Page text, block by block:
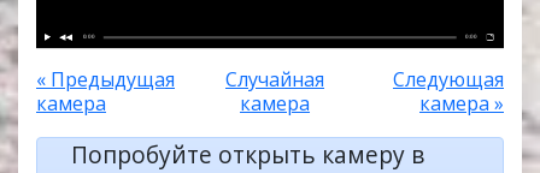
0:00 0:00
« Предыдущая
камера
Случайная
камера
Следующая
камера »
Попробуйте открыть камеру в